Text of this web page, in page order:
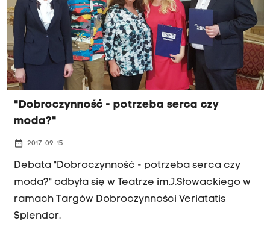
"Dobroczynność - potrzeba serca czy
moda?"
date_range 2017-09-15
Debata "Dobroczynność - potrzeba serca czy
moda?" odbyła się w Teatrze im.J.Słowackiego w
ramach Targów Dobroczynności Veriatatis
Splendor.